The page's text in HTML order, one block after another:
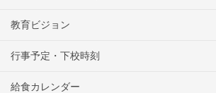
教育ビジョン
行事予定・下校時刻
給食カレンダー